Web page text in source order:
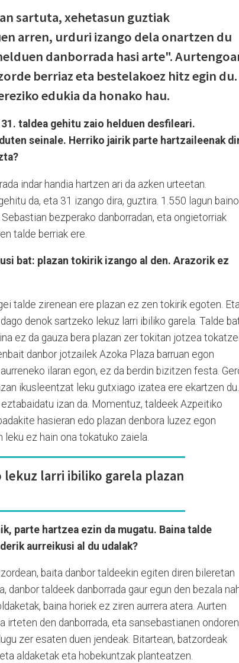
sartuta, xehetasun guztiak
arren, urduri izango dela onartzen du
danborrada hasi arte".
berriaz eta bestelakoez hitz egin du.
edukia da honako hau.
taldea gehitu zaio helduen desfileari.
seinale. Herriko jairik parte hartzaileenak
indar handia hartzen ari da azken urteetan.
da, eta 31 izango dira, guztira. 1.550 lagun baino
bezperako danborradan, eta ongietorriak
talde berriak ere.
bat: plazan tokirik izango al den. Arazorik ez
talde zirenean ere plazan ez zen tokirik egoten.
denok sartzeko lekuz larri ibiliko garela. Talde
ez da gauza bera plazan zer tokitan jotzea
danbor jotzailek Azoka Plaza barruan egon
ilaran egon, ez da berdin bizitzen festa.
ikusleentzat leku gutxiago izatea ere ekartzen du.
izan da. Momentuz, taldeek Azpeitiko
hasieran edo plazan denbora luzez egon
ez hain ona tokatuko zaiela.
larri ibiliko garela plazan
parte hartzea ezin da mugatu. Baina talde
aurreikusi al du udalak?
baita danbor taldeekin egiten diren bileretan
danbor taldeek danborrada gaur egun den bezala
baina horiek ez ziren aurrera atera. Aurten
irteten den danborrada, eta sansebastianen ondoren
zer esaten duen jendeak. Bitartean, batzordeak
aldaketak eta hobekuntzak planteatzen.